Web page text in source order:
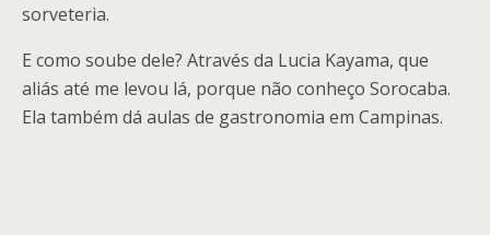
sorveteria.
E como soube dele? Através da Lucia Kayama, que
aliás até me levou lá, porque não conheço Sorocaba.
Ela também dá aulas de gastronomia em Campinas.